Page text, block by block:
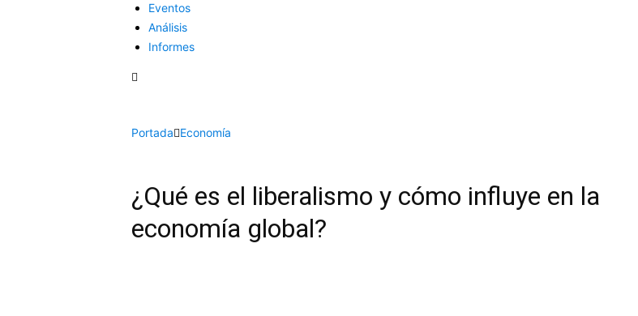
Eventos
Análisis
Informes
Portada Economía
¿Qué es el liberalismo y cómo influye en la
economía global?